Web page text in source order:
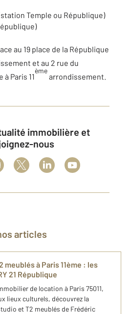
Temple ou République)
au 19 place de la République
et au 2 rue du
Paris 11
ème
arrondissement.
nous
articles
à Paris 11ème : les
21 République
de location à Paris 75011,
lieux culturels, découvrez la
et T2 meublés de Frédéric